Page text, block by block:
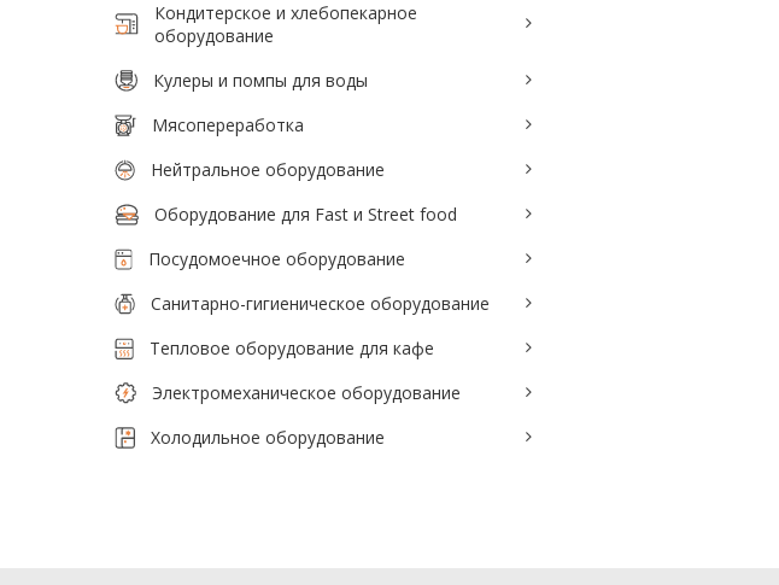
оборудование
Тепловое оборудование для кафе
Холодильное оборудование
Прайс-листы
Кондитерское и хлебопекарное
оборудование
Кулеры и помпы для воды
Мясопереработка
Нейтральное оборудование
Оборудование для Fast и Street food
Посудомоечное оборудование
Санитарно-гигиеническое оборудование
Тепловое оборудование для кафе
Электромеханическое оборудование
Холодильное оборудование